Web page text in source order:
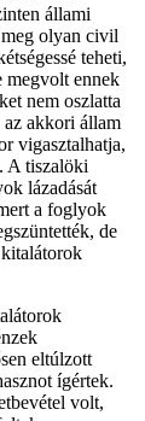
állami
olyan civil
teheti,
megvolt ennek
nem oszlatta
az akkori állam
vigasztalhatja,
A tiszalöki
lázadását
a foglyok
de
eltúlzott
ígértek.
volt,